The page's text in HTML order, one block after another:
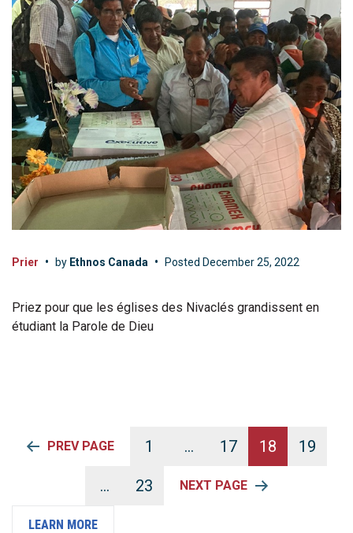
LEARN MORE
LEARN MORE
LEARN MORE
LEARN MORE
LEARN MORE
LEARN MORE
LEARN MORE
LEARN MORE
LEARN MORE
LEARN MORE
LEARN MORE
Prier • by Ethnos Canada • Posted December 25, 2022
Priez pour que les églises des Nivaclés grandissent en
étudiant la Parole de Dieu
LEARN MORE
Posts
PREV PAGE 1 … 17 18 19
… 23 NEXT PAGE